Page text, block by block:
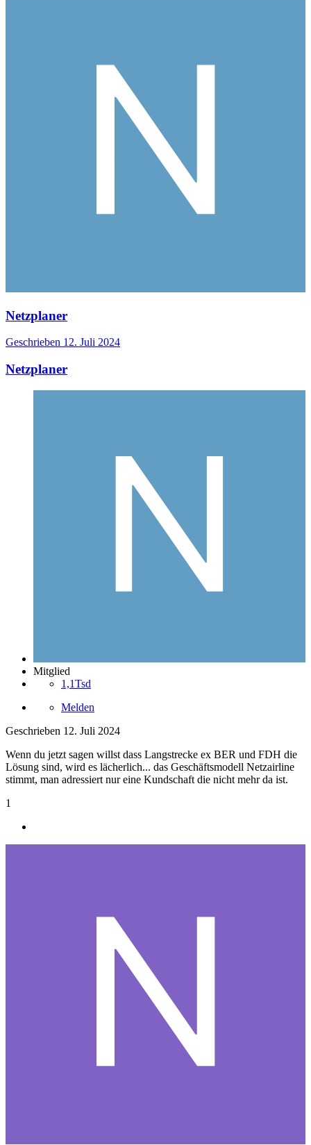
Netzplaner
Geschrieben 12. Juli 2024
Netzplaner
Mitglied
1,1Tsd
Melden
Geschrieben 12. Juli 2024
Wenn du jetzt sagen willst dass Langstrecke ex BER und FDH die
Lösung sind, wird es lächerlich... das Geschäftsmodell Netzairline
stimmt, man adressiert nur eine Kundschaft die nicht mehr da ist.
1